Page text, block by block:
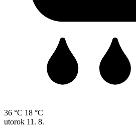
36 °C 18 °C
utorok 11. 8.